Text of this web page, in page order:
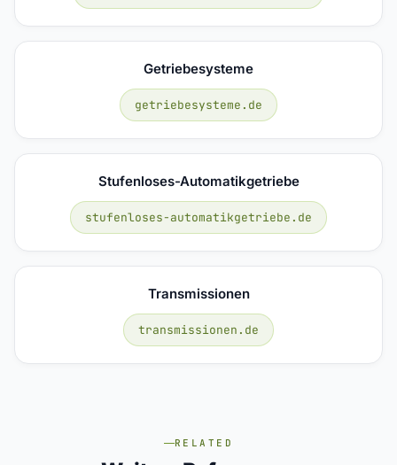
Getriebesysteme
getriebesysteme.de
Stufenloses-Automatikgetriebe
stufenloses-automatikgetriebe.de
Transmissionen
transmissionen.de
RELATED